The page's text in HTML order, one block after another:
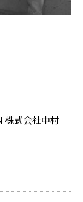
株式会社中村